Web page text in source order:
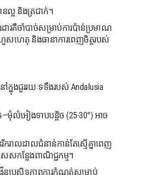
ល្អ និងត្រជាក់។
ដារគឺចាំបាច់សម្រាប់ការប៉ាន់ប្រមាណ
ហួសហេតុ និងធានាការពេញចិត្តរបស់
នុងជួររយៈទទឹងរបស់ Andalusia
មុំលំអៀងទាបបន្តិច (25-30°) អាច
ាលដាលជំនាន់កាន់តែស្មើគ្នាពេញ
សកន្លែងពាណិជ្ជកម្ម។
នប្រសិទ្ធភាពការកំណត់សម្រាប់